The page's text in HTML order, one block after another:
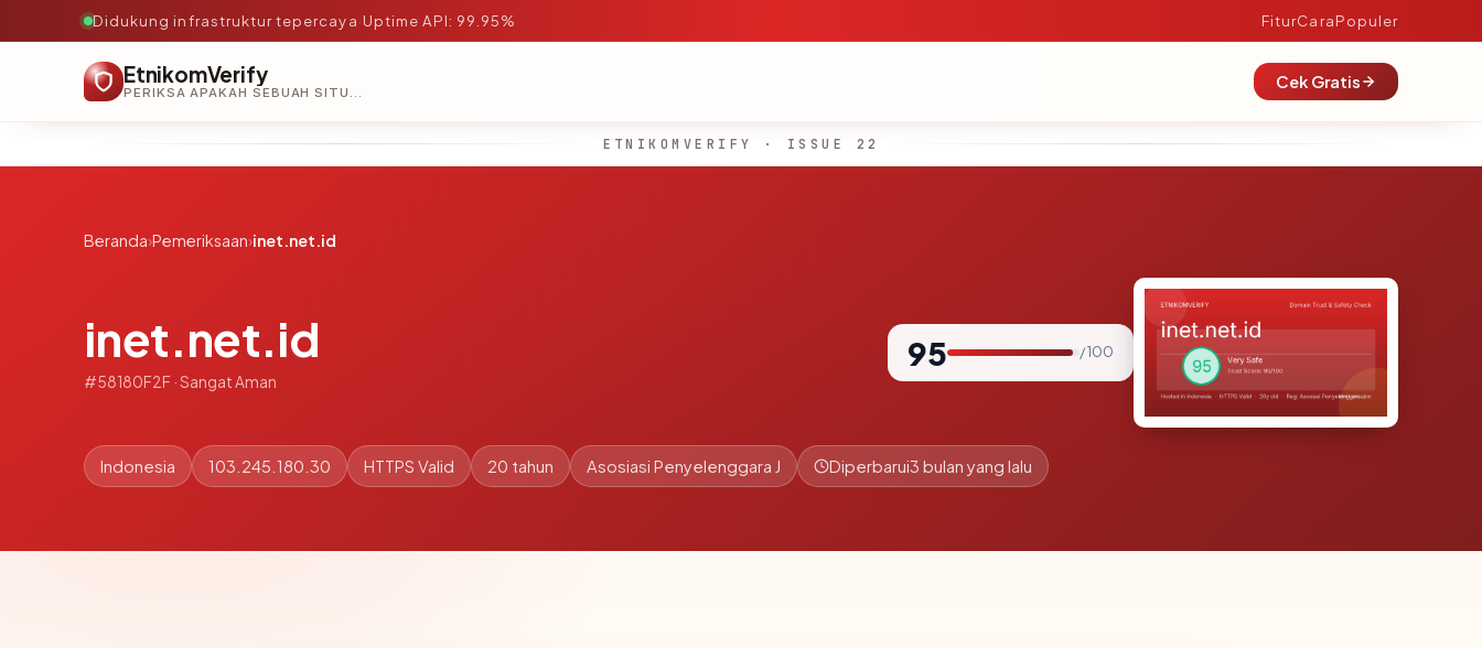
Didukung infrastruktur tepercaya·Uptime API: 99.95% FiturCaraPopuler
EtnikomVerify
PERIKSA APAKAH SEBUAH SITUS AMAN, TEPERCAYA, DAN TERVERIFIKASI DALAM HITUNGAN DETIK.
Cek Gratis
ETNIKOMVERIFY · ISSUE 22
Beranda›Pemeriksaan›inet.net.id
inet.net.id
#58180F2F · Sangat Aman
95 / 100
Indonesia 103.245.180.30 HTTPS Valid 20 tahun Asosiasi Penyelenggara J Diperbarui3 bulan yang lalu